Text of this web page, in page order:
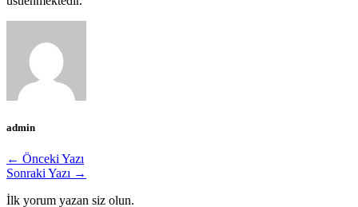
admin
← Önceki Yazı
Sonraki Yazı →
İlk yorum yazan siz olun.